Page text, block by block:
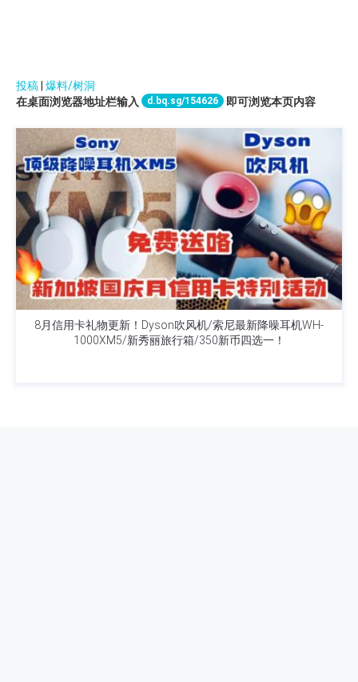
投稿 爆料/树洞
在桌面浏览器地址栏输入
d.bq.sg/154626 即可浏览本页内容
8月信用卡礼物更新！Dyson吹风机/索尼最新降噪耳机WH-
1000XM5/新秀丽旅行箱/350新币四选一！